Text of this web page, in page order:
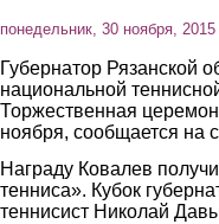
понедельник, 30 ноября,
Губернатор Рязанской
национальной
Торжественная
ноября, сообщается на
Награду Ковалев
тенниса». Кубок
теннисист Николай